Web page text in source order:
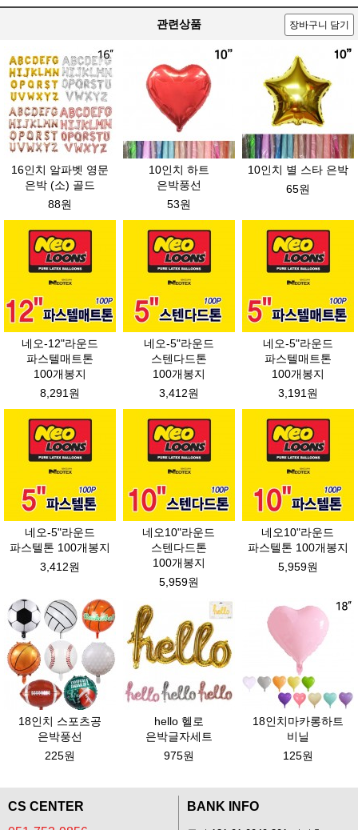
관련상품 장바구니 담기
16인치 알파벳 영문
은박 (소) 골드
88원
10인치 하트
은박풍선
53원
10인치 별 스타 은박
65원
네오-12"라운드
파스텔매트톤
100개봉지
8,291원
네오-5"라운드
스텐다드톤
100개봉지
3,412원
네오-5"라운드
파스텔매트톤
100개봉지
3,191원
네오-5"라운드
파스텔톤 100개봉지
3,412원
네오10"라운드
스텐다드톤
100개봉지
5,959원
네오10"라운드
파스텔톤 100개봉지
5,959원
18인치 스포츠공
은박풍선
225원
hello 헬로
은박글자세트
975원
18인치마카롱하트
비닐
125원
CS CENTER
BANK INFO